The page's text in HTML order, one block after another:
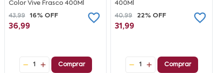
Color Vive Frasco 400Ml
43,99
16% OFF
36,99
1 Comprar
400Ml
40,99
22% OFF
31,99
1 Comprar